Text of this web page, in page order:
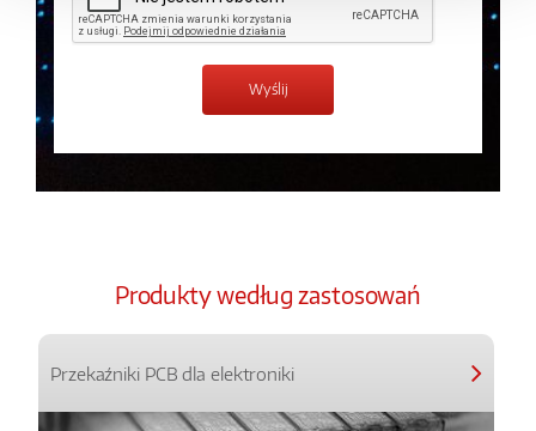
Produkty według zastosowań
Przekaźniki PCB dla elektroniki